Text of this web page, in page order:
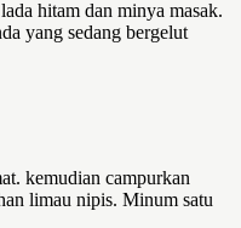
hitam dan minya masak.
yang sedang bergelut
kemudian campurkan
limau nipis. Minum satu